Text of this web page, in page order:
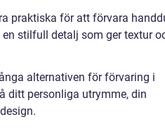
praktiska för att förvara
stilfull detalj som ger textur
alternativen för förvaring i
ditt personliga utrymme, din